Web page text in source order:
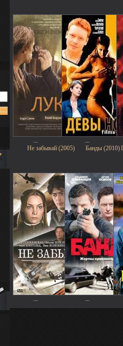
... ...
Не забывай (2005)
...
Банды (2010)
...